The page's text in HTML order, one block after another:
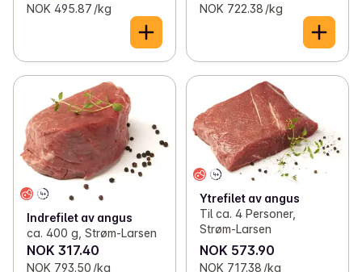
NOK 495.87 /kg NOK 722.38 /kg
Indrefilet av angus
ca. 400 g, Strøm-Larsen
NOK 317.40
NOK 793.50 /kg
Ytrefilet av angus
Til ca. 4 Personer,
Strøm-Larsen
NOK 573.90
NOK 717.38 /kg